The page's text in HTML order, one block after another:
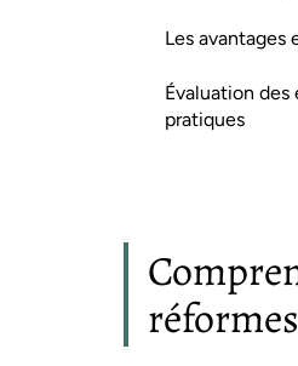
Les
Évaluation
pratiques
réformes